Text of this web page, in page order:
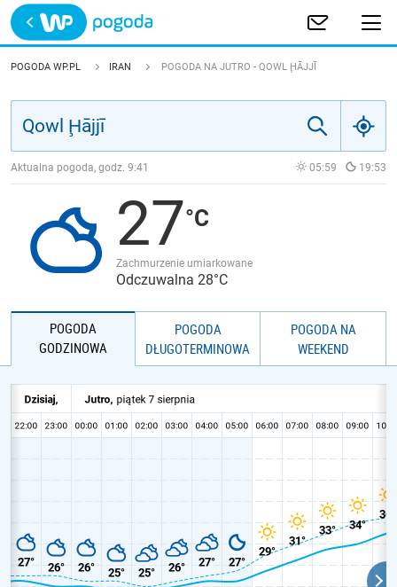
Trwa ładowanie
POLSKA
JAKOŚĆ POWIETRZA
POGODA WP.PL IRAN POGODA NA JUTRO - QOWL ḨĀJJĪ
Aktualna pogoda, godz. 9:41 05:59 19:53
27
Zachmurzenie umiarkowane
Odczuwalna 28°C
POGODA
GODZINOWA
POGODA
DŁUGOTERMINOWA
POGODA NA
WEEKEND